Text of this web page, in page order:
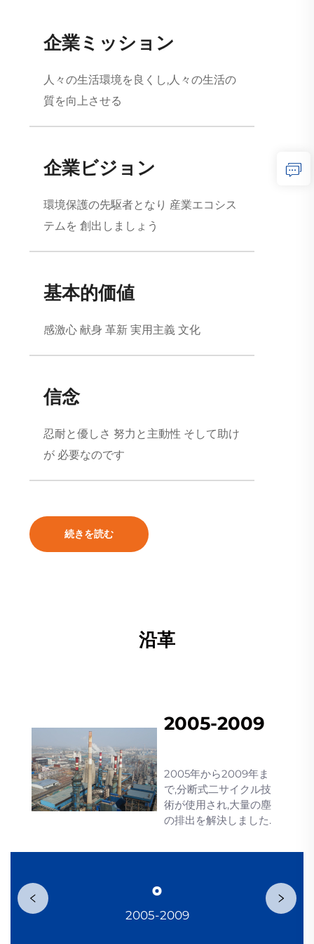
企業ミッション
人々の生活環境を良くし,人々の生活の
質を向上させる
企業ビジョン
環境保護の先駆者となり 産業エコシス
テムを 創出しましょう
基本的価値
感激心 献身 革新 実用主義 文化
信念
忍耐と優しさ 努力と主動性 そして助け
が 必要なのです
続きを読む
沿革
2005-2009
2005年から2009年ま
で,分断式二サイクル技
術が使用され,大量の塵
の排出を解決しました.
2005-2009